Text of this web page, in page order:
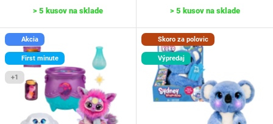
> 5 kusov na sklade > 5 kusov na sklade
Akcia
First minute
+1
Skoro za polovic
Výpredaj